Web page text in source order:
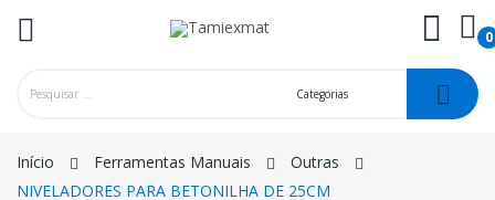
0
Início Ferramentas Manuais
Outras
NIVELADORES PARA BETONILHA DE 25CM